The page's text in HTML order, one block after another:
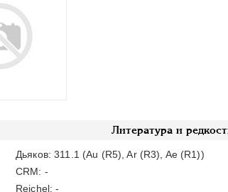
Литература и
Дьяков: 311.1 (Au (R5), Ar (R3), Ae (R1))
CRM: -
Reichel: -